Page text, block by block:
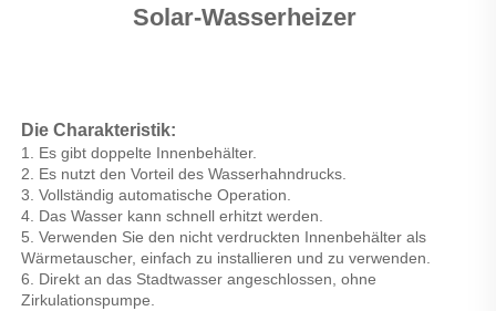
Solar-Wasserheizer
Die Charakteristik:
1. Es gibt doppelte Innenbehälter.
2. Es nutzt den Vorteil des Wasserhahndrucks.
3. Vollständig automatische Operation.
4. Das Wasser kann schnell erhitzt werden.
5. Verwenden Sie den nicht verdruckten Innenbehälter als
Wärmetauscher, einfach zu installieren und zu verwenden.
6. Direkt an das Stadtwasser angeschlossen, ohne
Zirkulationspumpe.